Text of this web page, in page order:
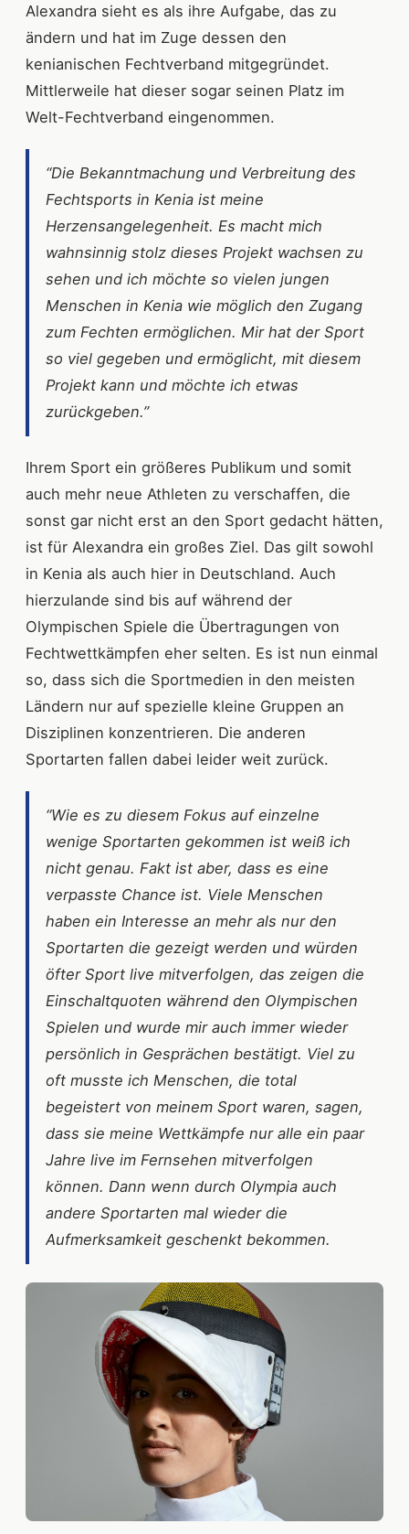
Alexandra sieht es als ihre Aufgabe, das zu
ändern und hat im Zuge dessen den
kenianischen Fechtverband mitgegründet.
Mittlerweile hat dieser sogar seinen Platz im
Welt-Fechtverband eingenommen.
“Die Bekanntmachung und Verbreitung des
Fechtsports in Kenia ist meine
Herzensangelegenheit. Es macht mich
wahnsinnig stolz dieses Projekt wachsen zu
sehen und ich möchte so vielen jungen
Menschen in Kenia wie möglich den Zugang
zum Fechten ermöglichen. Mir hat der Sport
so viel gegeben und ermöglicht, mit diesem
Projekt kann und möchte ich etwas
zurückgeben.”
Ihrem Sport ein größeres Publikum und somit
auch mehr neue Athleten zu verschaffen, die
sonst gar nicht erst an den Sport gedacht hätten,
ist für Alexandra ein großes Ziel. Das gilt sowohl
in Kenia als auch hier in Deutschland. Auch
hierzulande sind bis auf während der
Olympischen Spiele die Übertragungen von
Fechtwettkämpfen eher selten. Es ist nun einmal
so, dass sich die Sportmedien in den meisten
Ländern nur auf spezielle kleine Gruppen an
Disziplinen konzentrieren. Die anderen
Sportarten fallen dabei leider weit zurück.
“Wie es zu diesem Fokus auf einzelne
wenige Sportarten gekommen ist weiß ich
nicht genau. Fakt ist aber, dass es eine
verpasste Chance ist. Viele Menschen
haben ein Interesse an mehr als nur den
Sportarten die gezeigt werden und würden
öfter Sport live mitverfolgen, das zeigen die
Einschaltquoten während den Olympischen
Spielen und wurde mir auch immer wieder
persönlich in Gesprächen bestätigt. Viel zu
oft musste ich Menschen, die total
begeistert von meinem Sport waren, sagen,
dass sie meine Wettkämpfe nur alle ein paar
Jahre live im Fernsehen mitverfolgen
können. Dann wenn durch Olympia auch
andere Sportarten mal wieder die
Aufmerksamkeit geschenkt bekommen.